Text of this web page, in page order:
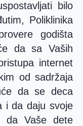
bilo
Poliklinika
godišta
da sa Vaših
internet
od sadržaja
da se deca
i da daju svoje
da Vaše dete